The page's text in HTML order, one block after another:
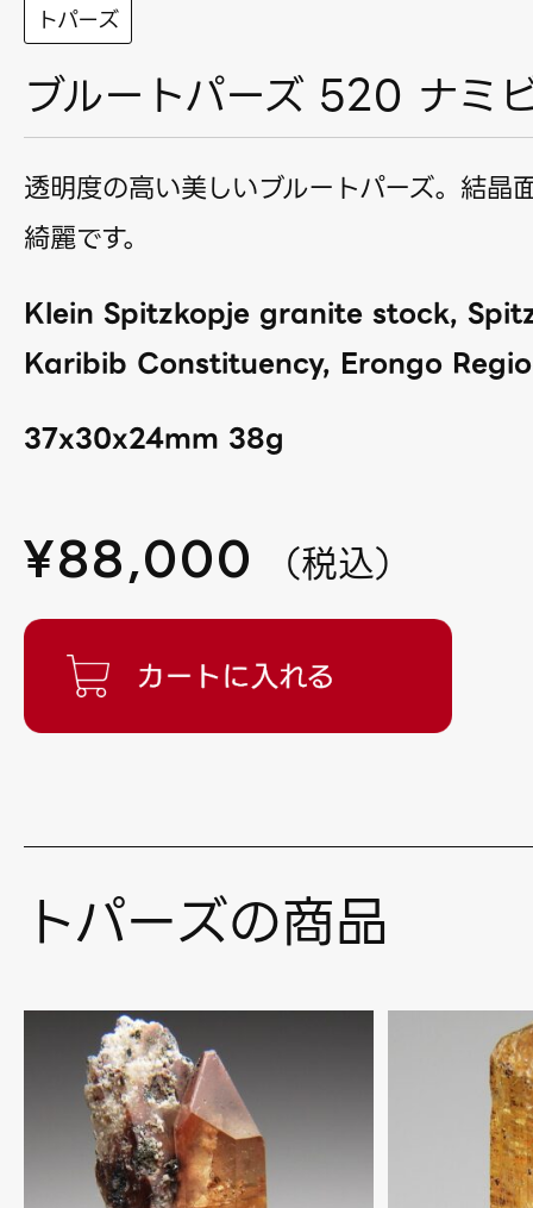
トパーズ
ブルートパーズ 520 ナミ
透明度の高い美しいブルートパーズ。結晶
綺麗です。
Klein Spitzkopje granite stock,
Karibib Constituency, Erongo
37x30x24mm 38g
¥88,000 （税込）
トパーズの商品